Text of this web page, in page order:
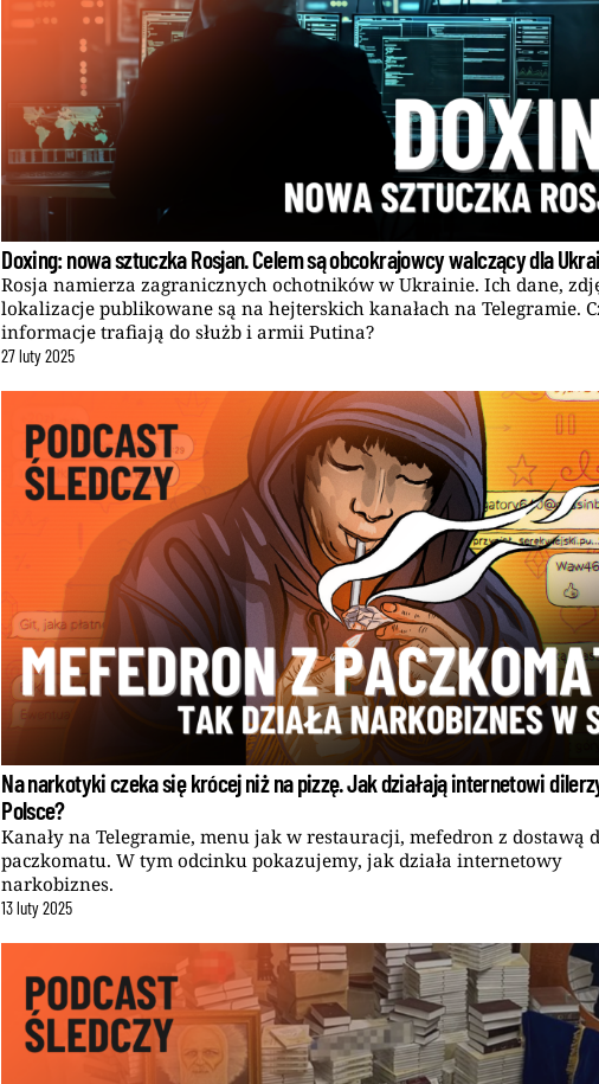
Doxing: nowa sztuczka Rosjan. Celem są obcokrajowcy walczący dla
Rosja namierza zagranicznych ochotników w Ukrainie. Ich dane,
lokalizacje publikowane są na hejterskich kanałach na Telegramie.
informacje trafiają do służb i armii Putina?
27luty2025
Na narkotyki czeka się krócej niż na pizzę. Jak działają internetowi
Polsce?
Kanały na Telegramie, menu jak w restauracji, mefedron z dostawą
paczkomatu. W tym odcinku pokazujemy, jak działa internetowy
narkobiznes.
13luty2025